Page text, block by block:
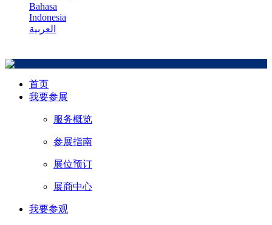
Bahasa
Indonesia
العربية
首页
我要参展
服务概览
参展指南
展位预订
展商中心
我要参观